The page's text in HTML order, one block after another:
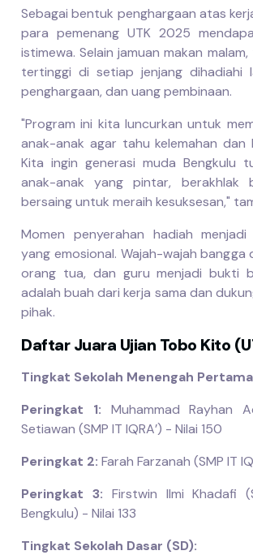
Sebagai bentuk penghargaan atas
para pemenang UTK 2025
istimewa. Selain jamuan makan
tertinggi di setiap jenjang dihadiahi
penghargaan, dan uang pembinaan.
"Program ini kita luncurkan untuk
anak-anak agar tahu kelemahan dan
Kita ingin generasi muda Bengkulu
anak-anak yang pintar, berakhlak
bersaing untuk meraih kesuksesan,"
Momen penyerahan hadiah
yang emosional. Wajah-wajah bangga
orang tua, dan guru menjadi bukti
adalah buah dari kerja sama dan
pihak.
Daftar Juara Ujian Tobo Kito
Tingkat Sekolah Menengah
Peringkat 1: Muhammad Rayhan
Setiawan (SMP IT IQRA’) - Nilai 150
Peringkat 2: Farah Farzanah (SMP IT
Peringkat 3: Firstwin Ilmi Khadafi
Bengkulu) - Nilai 133
Tingkat Sekolah Dasar (SD):